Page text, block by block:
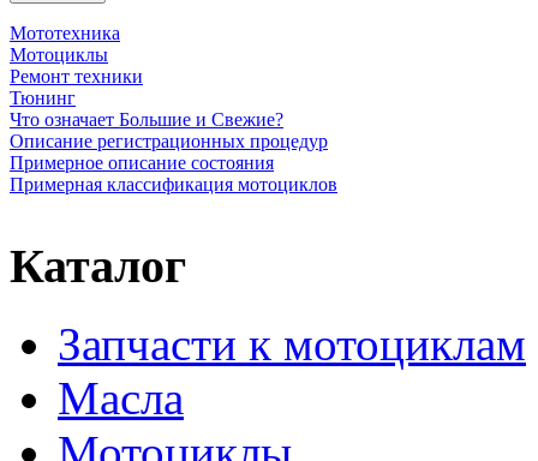
Мототехника
Мотоциклы
Ремонт техники
Тюнинг
Что означает Большие и Свежие?
Описание регистрационных процедур
Примерное описание состояния
Примерная классификация мотоциклов
Каталог
Запчасти к мотоциклам
Масла